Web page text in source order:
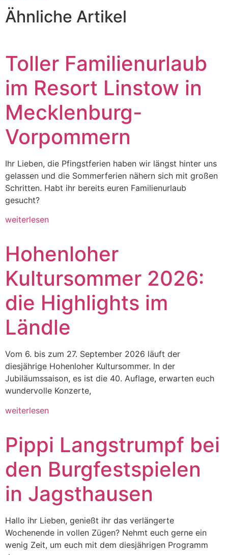
Ähnliche Artikel
Toller Familienurlaub
im Resort Linstow in
Mecklenburg-
Vorpommern
Ihr Lieben, die Pfingstferien haben wir längst hinter uns
gelassen und die Sommerferien nähern sich mit großen
Schritten. Habt ihr bereits euren Familienurlaub
gesucht?
weiterlesen
Hohenloher
Kultursommer 2026:
die Highlights im
Ländle
Vom 6. bis zum 27. September 2026 läuft der
diesjährige Hohenloher Kultursommer. In der
Jubiläumssaison, es ist die 40. Auflage, erwarten euch
wundervolle Konzerte,
weiterlesen
Pippi Langstrumpf bei
den Burgfestspielen
in Jagsthausen
Hallo ihr Lieben, genießt ihr das verlängerte
Wochenende in vollen Zügen? Nehmt euch gerne ein
wenig Zeit, um euch mit dem diesjährigen Programm